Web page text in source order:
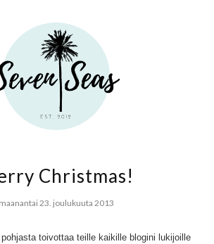
Christmas!
maanantai 23. joulukuuta 2013
toivottaa teille kaikille blogini lukijoille